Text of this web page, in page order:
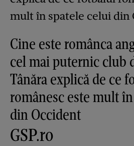
Cine este românca
cel mai puternic club
Tânăra explică de ce
românesc este mult
din Occident
GSP.ro